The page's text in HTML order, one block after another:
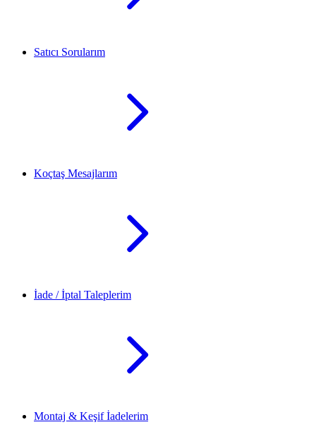
Satıcı Sorularım
Koçtaş Mesajlarım
İade / İptal Taleplerim
Montaj & Keşif İadelerim